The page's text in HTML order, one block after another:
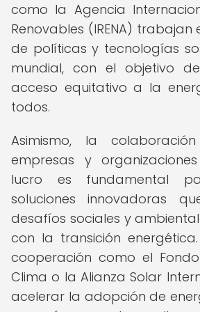
como la Agencia
Renovables (IRENA)
de políticas y tecnologías
mundial, con el objetivo
acceso equitativo a la
todos.
Asimismo, la
empresas y
lucro es fundamental
soluciones innovadoras
desafíos sociales y
con la transición
cooperación como el
Clima o la Alianza Solar
acelerar la adopción de